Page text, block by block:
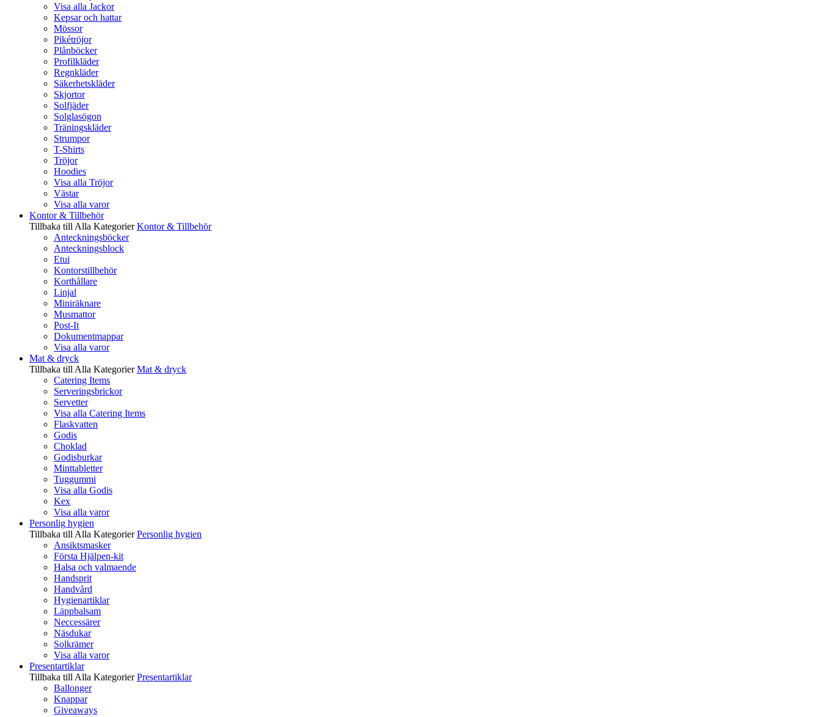
Visa alla Jackor
Kepsar och hattar
Mössor
Pikétröjor
Plånböcker
Profilkläder
Regnkläder
Säkerhetskläder
Skjortor
Solfjäder
Solglasögon
Träningskläder
Strumpor
T-Shirts
Tröjor
Hoodies
Visa alla Tröjor
Västar
Visa alla varor
Kontor & Tillbehör
Tillbaka till Alla Kategorier Kontor & Tillbehör
Anteckningsböcker
Anteckningsblock
Etui
Kontorstillbehör
Korthållare
Linjal
Miniräknare
Musmattor
Post-It
Dokumentmappar
Visa alla varor
Mat & dryck
Tillbaka till Alla Kategorier Mat & dryck
Catering Items
Serveringsbrickor
Servetter
Visa alla Catering Items
Flaskvatten
Godis
Choklad
Godisburkar
Minttabletter
Tuggummi
Visa alla Godis
Kex
Visa alla varor
Personlig hygien
Tillbaka till Alla Kategorier Personlig hygien
Ansiktsmasker
Första Hjälpen-kit
Halsa och valmaende
Handsprit
Handvård
Hygienartiklar
Läppbalsam
Neccessärer
Näsdukar
Solkrämer
Visa alla varor
Presentartiklar
Tillbaka till Alla Kategorier Presentartiklar
Ballonger
Knappar
Giveaways